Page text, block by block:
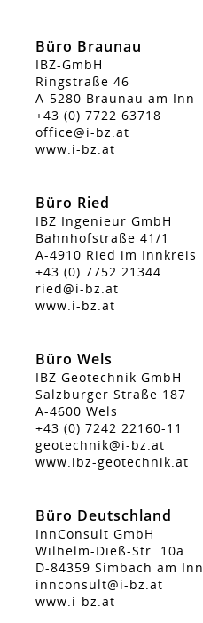
Büro Braunau
IBZ-GmbH
Ringstraße 46
A-5280 Braunau am Inn
+43 (0) 7722 63718
office@i-bz.at
www.i-bz.at
Büro Ried
IBZ Ingenieur GmbH
Bahnhofstraße 41/1
A-4910 Ried im Innkreis
+43 (0) 7752 21344
ried@i-bz.at
www.i-bz.at
Büro Wels
IBZ Geotechnik GmbH
Salzburger Straße 187
A-4600 Wels
+43 (0) 7242 22160-11
geotechnik@i-bz.at
www.ibz-geotechnik.at
Büro Deutschland
InnConsult GmbH
Wilhelm-Dieß-Str. 10a
D-84359 Simbach am Inn
innconsult@i-bz.at
www.i-bz.at